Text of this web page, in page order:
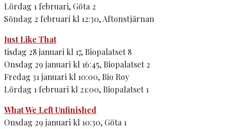
Lördag 1 februari, Göta 2
Söndag 2 februari kl 12:30, Aftonstjärnan
Just Like That
tisdag 28 januari kl 17, Biopalatset 8
Onsdag 29 januari kl 16:45, Biopalatset 2
Fredag 31 januari kl 10:00, Bio Roy
Lördag 1 februari kl 21:00, Biopalatset 1
What We Left Unfinished
Onsdag 29 januari kl 10:30, Göta 1